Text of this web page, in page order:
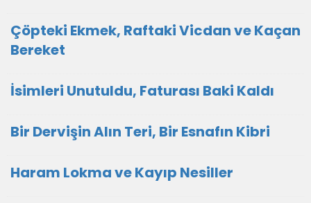
Çöpteki Ekmek, Raftaki Vicdan ve Kaçan
Bereket
İsimleri Unutuldu, Faturası Baki Kaldı
Bir Dervişin Alın Teri, Bir Esnafın Kibri
Haram Lokma ve Kayıp Nesiller